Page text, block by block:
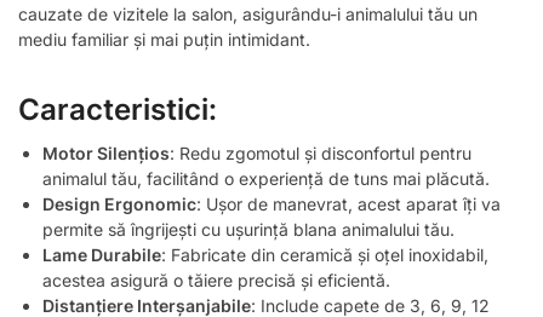
cauzate de vizitele la salon, asigurându-i animalului tău un
mediu familiar și mai puțin intimidant.
Caracteristici:
Motor Silențios: Redu zgomotul și disconfortul pentru
animalul tău, facilitând o experiență de tuns mai plăcută.
Design Ergonomic: Ușor de manevrat, acest aparat îți va
permite să îngrijești cu ușurință blana animalului tău.
Lame Durabile: Fabricate din ceramică și oțel inoxidabil,
acestea asigură o tăiere precisă și eficientă.
Distanțiere Interșanjabile: Include capete de 3, 6, 9, 12